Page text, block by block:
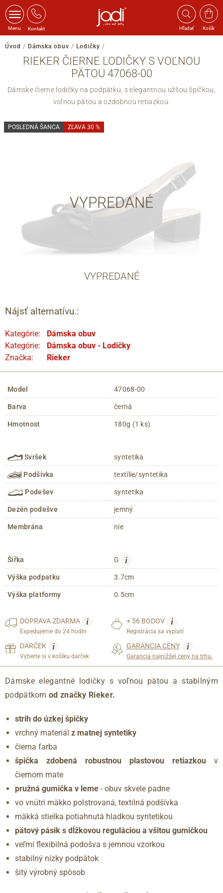
Menu Kontakt Hľadať Košík
Úvod / Dámska obuv / Lodičky /
RIEKER ČIERNE LODIČKY S VOĽNOU
PÄTOU 47068-00
Dámske čierne lodičky na podpätku, s elegantnou užšou špičkou,
voľnou pätou a ozdobnou retiazkou.
VYPREDANÉ
POSLEDNÁ ŠANCA ZĽAVA 30 %
VYPREDANÉ
Nájsť alternatívu.:
Kategórie:
Dámska obuv
Kategórie:
Dámska obuv - Lodičky
Značka:
Rieker
Model 47068-00
Barva černá
Hmotnost 180g (1 ks)
Svršek syntetika
Podšívka textílie/syntetika
Podešev syntetika
Dezén podešve jemný
Membrána nie
Šířka G i
Výška podpatku 3.7cm
Výška platformy 0.5cm
DOPRAVAZDARMA i
Expedujeme do 24 hodín
+ 56 BODOV i
Registrácia sa vyplatí
DARČEK i
Vyberte si v košíku darček
GARANCIA CENY i
Garancia najnižšej ceny na trhu.
Dámske elegantné lodičky s voľnou pätou a stabilným
podpätkomod značky Rieker.
strih do úzkej špičky
vrchný materiál z matnej syntetiky
čierna farba
špička zdobená robustnou plastovou retiazkou v
čiernom mate
pružná gumička v leme - obuv skvele padne
vo vnútri mäkko polstrovaná, textilná podšívka
mäkká stielka potiahnutá hladkou syntetikou
pätový pásik s dĺžkovou reguláciou a všitou gumičkou
veľmi flexibilná podošva s jemnou vzorkou
stabilný nízky podpätok
šitý výrobný spôsob